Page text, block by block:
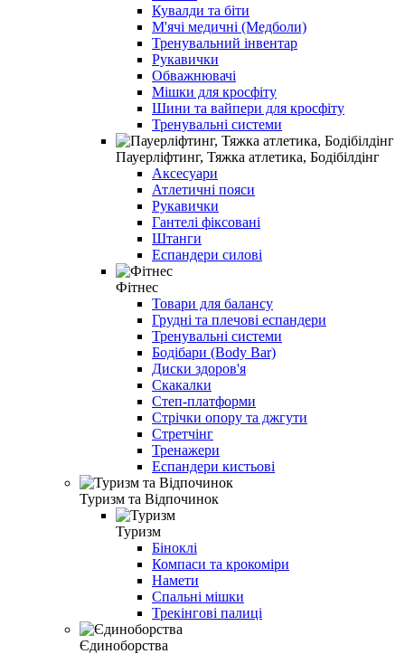
Кувалди та біти
М'ячі медичні (Медболи)
Тренувальний інвентар
Рукавички
Обважнювачі
Мішки для кросфіту
Шини та вайпери для кросфіту
Тренувальні системи
Пауерліфтинг, Тяжка атлетика, Бодібілдінг
Аксесуари
Атлетичні пояси
Рукавички
Гантелі фіксовані
Штанги
Еспандери силові
Фітнес
Товари для балансу
Грудні та плечові еспандери
Тренувальні системи
Бодібари (Body Bar)
Диски здоров'я
Скакалки
Степ-платформи
Стрічки опору та джгути
Стретчінг
Тренажери
Еспандери кистьові
Туризм та Відпочинок
Туризм
Біноклі
Компаси та крокоміри
Намети
Спальні мішки
Трекінгові палиці
Єдиноборства